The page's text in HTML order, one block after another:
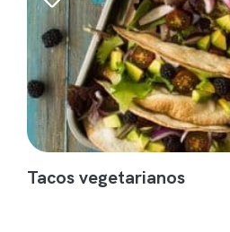
Tacos vegetarianos